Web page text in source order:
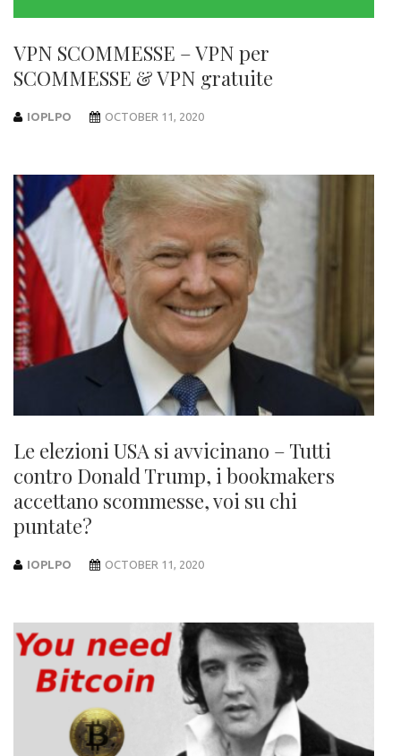
VPN SCOMMESSE – VPN per
SCOMMESSE & VPN gratuite
IOPLPO OCTOBER 11, 2020
Le elezioni USA si avvicinano – Tutti
contro Donald Trump, i bookmakers
accettano scommesse, voi su chi
puntate?
IOPLPO OCTOBER 11, 2020